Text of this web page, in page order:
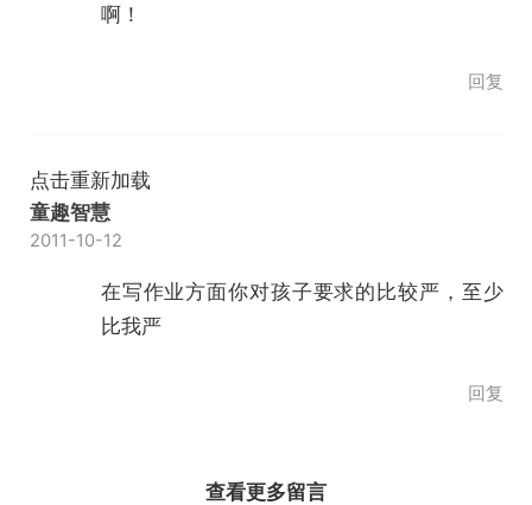
啊！
回复
点击重新加载
童趣智慧
2011-10-12
在写作业方面你对孩子要求的比较严，至少
比我严
回复
查看更多留言